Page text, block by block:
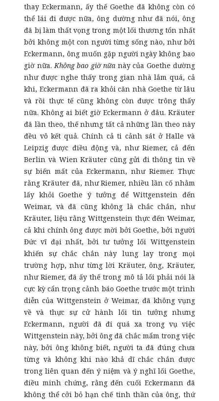
thay Eckermann, ấy thế Goethe đã không còn có
thể lái đi được nữa, ông dường như đã nói, ông
đã bị làm thất vọng trong một lối thương tổn nhất
bởi không một con người từng sống nào, như bởi
Eckermann, ông muốn gặp người ngày không bao
giờ nữa.Không bao giờ nữa này của Goethe dường
như được nghe thấy trong gian nhà lắm quá, cả
khi, Eckermann đã ra khỏi căn nhà Goethe từ lâu
và rồi thực tế cũng không còn được trông thấy
nữa. Không ai biết giờ Eckermann ở đâu. Kräuter
đã lần theo, thế nhưng tất cả những lần theo này
đều vô kết quả. Chính cả ti cảnh sát ở Halle và
Leipzig được điều động và, như Riemer, cả đến
Berlin và Wien Kräuter cũng gửi đi thông tin về
sự biến mất của Eckermann, như Riemer. Thực
rằng Kräuter đã, như Riemer, nhiều lần cố nhằm
lấy khỏi Goethe ý tưởng để Wittgenstein đến
Weimar, và đã cũng không là chắc chắn, như
Kräuter, liệu rằng Wittgenstein thực đến Weimar,
cả khi chính ông được mời bởi Goethe, bởi người
Đức vĩ đại nhất, bởi tư tưởng lối Wittgenstein
khiến sự chắc chắn này lung lay trong mọi
trường hợp, như từng lời Kräuter, ông, Kräuter,
như Riemer, đã ấy thế trong mô tả lối phải nói là
cực kỳ cẩn trọng cảnh báo Goethe trước một trình
diễn của Wittgenstein ở Weimar, đã không vụng
về và thực sự cử hành lối tin tưởng nhưng
Eckermann, người đã đi quá xa trong vụ việc
Wittgenstein này, bởi ông đã chắc mẩm trong việc
này, bởi ông không biết, người ta đã đúng chưa
từng và không khi nào khả dĩ chắc chắn được
trong liên quan đến ý niệm và ý nghĩ lối Goethe,
điều minh chứng, rằng đến cuối Eckermann đã
không thể cởi bỏ hạn chế tinh thần của ông, thứ